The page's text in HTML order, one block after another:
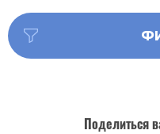
Поделиться